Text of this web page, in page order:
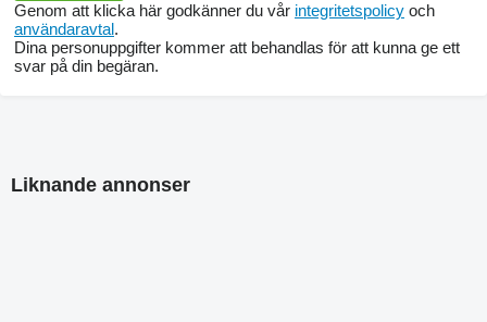
Genom att klicka här godkänner du vår integritetspolicy och
användaravtal.
Dina personuppgifter kommer att behandlas för att kunna ge ett
svar på din begäran.
Liknande annonser